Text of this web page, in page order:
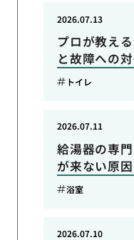
プロが教え
と故障への
2026.07.13
トイレ
給湯器の専
が来ない原
2026.07.11
浴室
2026.07.10